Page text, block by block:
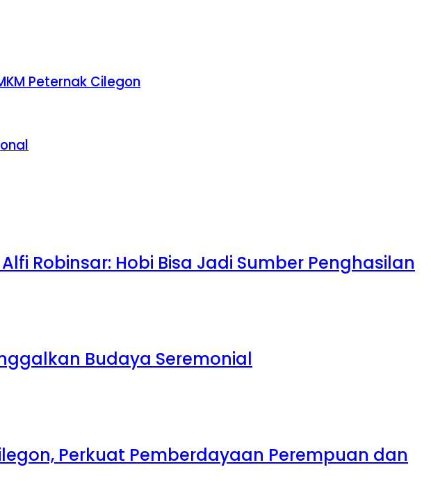
Peternak Cilegon
Robinsar: Hobi Bisa Jadi Sumber Penghasilan
Budaya Seremonial
Perkuat Pemberdayaan Perempuan dan